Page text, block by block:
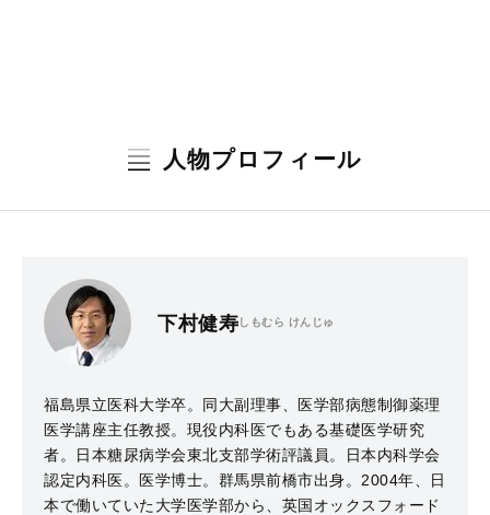
人物プロフィール
下村健寿しもむら けんじゅ
福島県立医科大学卒。同大副理事、医学部病態制御薬理
医学講座主任教授。現役内科医でもある基礎医学研究
者。日本糖尿病学会東北支部学術評議員。日本内科学会
認定内科医。医学博士。群馬県前橋市出身。2004年、日
本で働いていた大学医学部から、英国オックスフォード